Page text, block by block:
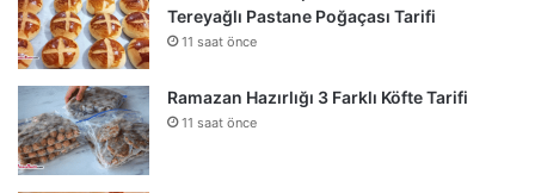
Tereyağlı Pastane Poğaçası Tarifi
11 saat önce
Ramazan Hazırlığı 3 Farklı Köfte Tarifi
11 saat önce